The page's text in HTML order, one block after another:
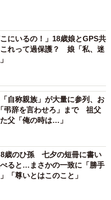
こにいるの！」18歳娘とGPS共
れって過保護？ 娘「私、迷
自称親族」が大量に参列、お
弔辞を言わせろ」まで 祖父
父「俺の時は…」
8歳のひ孫 七夕の短冊に書い
ると…まさかの一致に「勝手
「尊いとはこのこと」